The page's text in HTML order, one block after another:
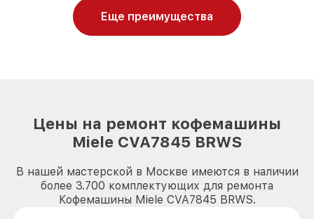
Еще преимущества
Цены на ремонт кофемашины
Miele CVA7845 BRWS
В нашей мастерской в Москве имеются в наличии
более 3.700 комплектующих для ремонта
Кофемашины Miele CVA7845 BRWS.